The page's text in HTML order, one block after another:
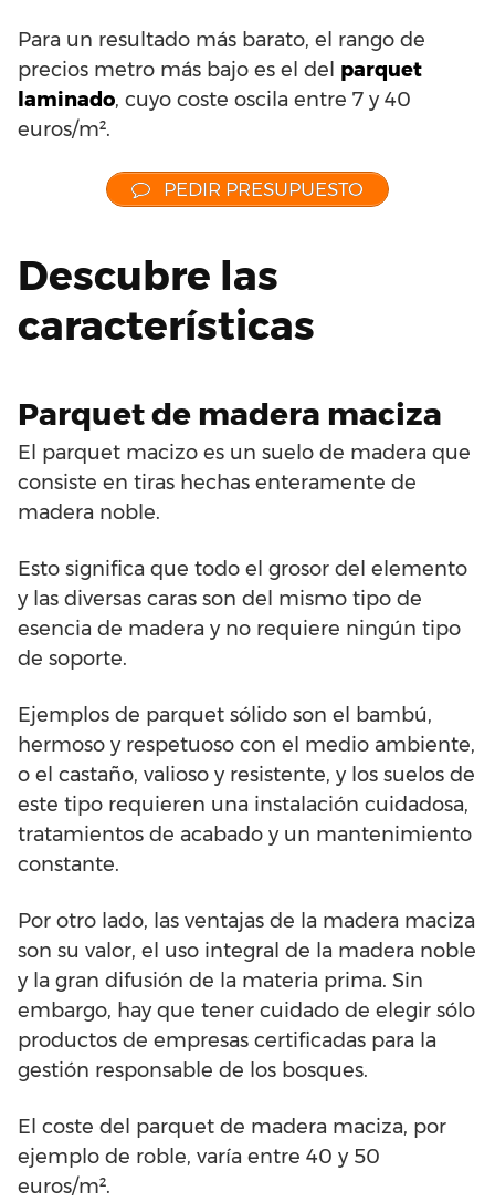
Para un resultado más barato, el rango de
precios metro más bajo es el del parquet
laminado, cuyo coste oscila entre 7 y 40
euros/m².
PEDIR PRESUPUESTO
Descubre las
características
Parquet de madera maciza
El parquet macizo es un suelo de madera que
consiste en tiras hechas enteramente de
madera noble.
Esto significa que todo el grosor del elemento
y las diversas caras son del mismo tipo de
esencia de madera y no requiere ningún tipo
de soporte.
Ejemplos de parquet sólido son el bambú,
hermoso y respetuoso con el medio ambiente,
o el castaño, valioso y resistente, y los suelos de
este tipo requieren una instalación cuidadosa,
tratamientos de acabado y un mantenimiento
constante.
Por otro lado, las ventajas de la madera maciza
son su valor, el uso integral de la madera noble
y la gran difusión de la materia prima. Sin
embargo, hay que tener cuidado de elegir sólo
productos de empresas certificadas para la
gestión responsable de los bosques.
El coste del parquet de madera maciza, por
ejemplo de roble, varía entre 40 y 50
euros/m².